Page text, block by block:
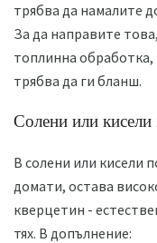
трябва да намалите
За да направите
топлинна обработка,
трябва да ги бланш.
Солени или
В солени или кисели
домати, остава
кверцетин -
тях. В допълнение: